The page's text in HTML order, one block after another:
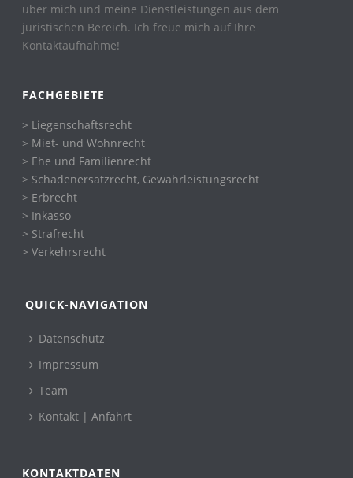
über mich und meine Dienstleistungen aus dem
juristischen Bereich. Ich freue mich auf Ihre
Kontaktaufnahme!
FACHGEBIETE
> Liegenschaftsrecht
> Miet- und Wohnrecht
> Ehe und Familienrecht
> Schadenersatzrecht, Gewährleistungsrecht
> Erbrecht
> Inkasso
> Strafrecht
> Verkehrsrecht
QUICK-NAVIGATION
Datenschutz
Impressum
Team
Kontakt | Anfahrt
KONTAKTDATEN